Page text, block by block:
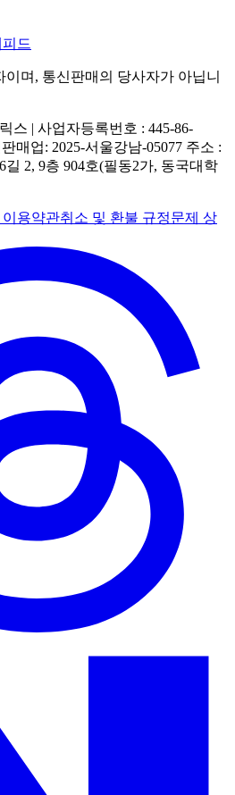
드
며, 통신판매의 당사자가 아닙니
스 | 사업자등록번호 : 445-86-
매업: 2025-서울강남-05077 주소 :
2, 9층 904호(필동2가, 동국대학
용약관취소 및 환불 규정문제 상